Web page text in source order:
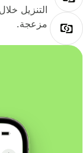
التنزيل
مزعجة.